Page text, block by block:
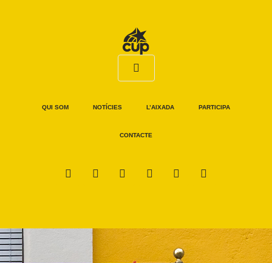
QUI SOM NOTÍCIES L’AIXADA PARTICIPA
CONTACTE